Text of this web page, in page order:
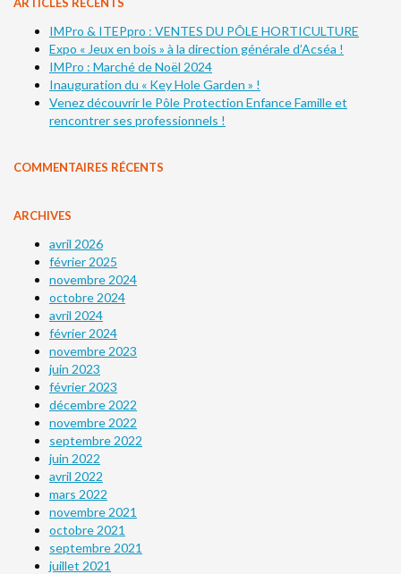
IMPro & ITEPpro : VENTES DU PÔLE HORTICULTURE
Expo « Jeux en bois » à la direction générale d’Acséa !
IMPro : Marché de Noël 2024
Inauguration du « Key Hole Garden » !
Venez découvrir le Pôle Protection Enfance Famille et
rencontrer ses professionnels !
COMMENTAIRES RÉCENTS
ARCHIVES
avril 2026
février 2025
novembre 2024
octobre 2024
avril 2024
février 2024
novembre 2023
juin 2023
février 2023
décembre 2022
novembre 2022
septembre 2022
juin 2022
avril 2022
mars 2022
novembre 2021
octobre 2021
septembre 2021
juillet 2021